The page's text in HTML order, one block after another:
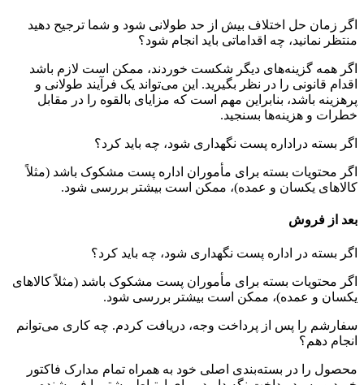
اگر زمان حل اختلاف بیش از حد طولانی شود و شما ترجیح دهید
منتظر نمانید، چه اقداماتی باید انجام شود؟
اگر همه گزینه‌های دیگر شکست خوردند، ممکن است لازم باشد
اقدام قانونی را در نظر بگیرید. این می‌تواند یک فرآیند طولانی و
پرهزینه باشد، بنابراین مهم است که مزایای بالقوه را در مقابل
خطرات و هزینه‌ها بسنجید.
اگر بسته دراداره پست نگهداری شود، چه باید کرد؟
اگر محتویات بسته برای مأموران اداره پست مشکوک باشد (مثلاً
کالاهای یکسان و عمده)، ممکن است بیشتر بررسی شود.
بعد از فروش
اگر بسته در اداره پست نگهداری شود، چه باید کرد؟
اگر محتویات بسته برای مأموران پست مشکوک باشد (مثلاً کالاهای
یکسان و عمده)، ممکن است بیشتر بررسی شود.
سفارشم را پس از پرداخت وجه، دریافت کردم. چه کاری می‌توانم
انجام دهم؟
محصول را در بسته‌بندی اصلی خود به همراه تمام مدارک فاکتور